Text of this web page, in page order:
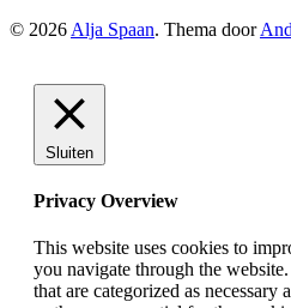
© 2026 Alja Spaan. Thema door
Sluiten
Privacy Overview
This website uses cookies to
you navigate through the
that are categorized as necessary